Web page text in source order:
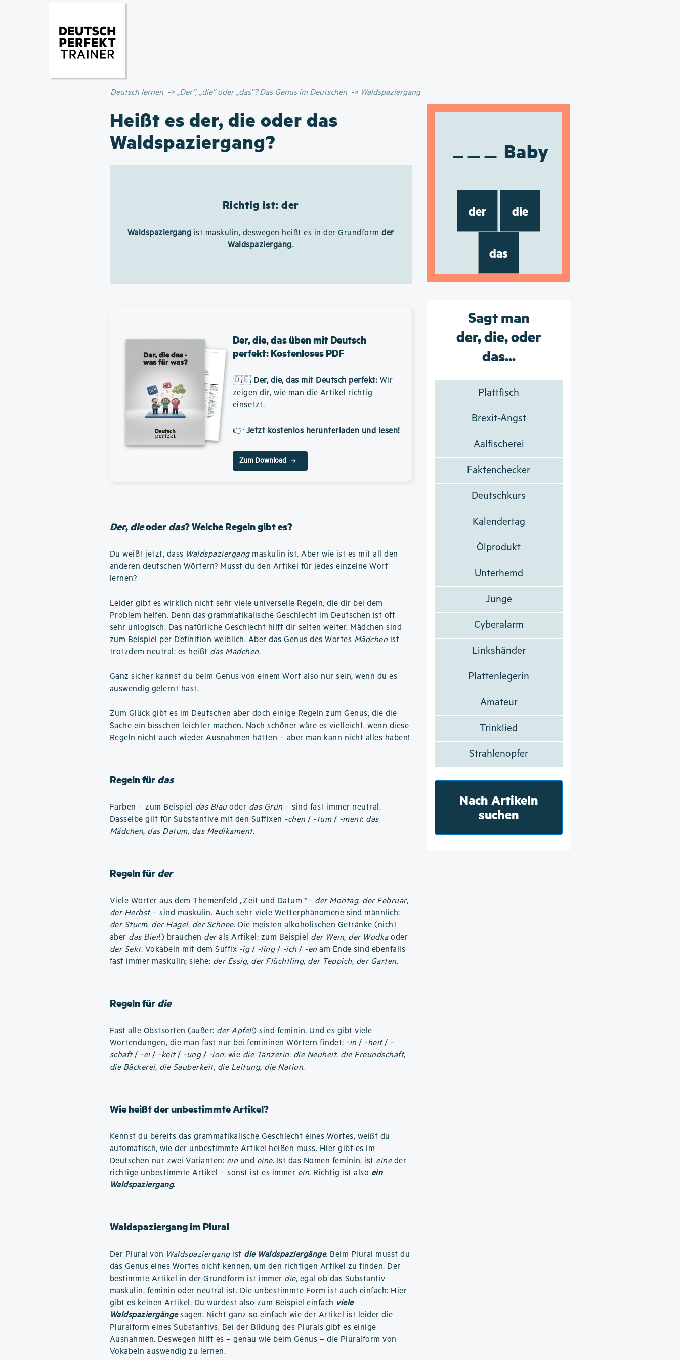
Deutsch lernen „Der”, „die” oder „das”? Das Genus im Deutschen Waldspaziergang
Heißt es der, die oder das
Waldspaziergang?
Richtig ist: der
Waldspaziergang ist maskulin, deswegen heißt es in der Grundformder
Waldspaziergang.
Der, die, das üben mit Deutsch
perfekt: Kostenloses PDF
🇩🇪 Der, die, das mit Deutsch perfekt: Wir
zeigen dir, wie man die Artikel richtig
einsetzt.
👉 Jetzt kostenlos herunterladen und lesen!
Zum Download
Der,dieoderdas? Welche Regeln gibt es?
Du weißt jetzt, dass Waldspaziergangmaskulin ist. Aber wie ist es mit all den
anderen deutschen Wörtern? Musst du den Artikel für jedes einzelne Wort
lernen?
Leider gibt es wirklich nicht sehr viele universelle Regeln, die dir bei dem
Problem helfen. Denn das grammatikalische Geschlecht im Deutschen ist oft
sehr unlogisch. Das natürliche Geschlecht hilft dir selten weiter. Mädchen sind
zum Beispiel per Definition weiblich. Aber das Genus des Wortes Mädchen ist
trotzdem neutral: es heißt das Mädchen.
Ganz sicher kannst du beim Genus von einem Wort also nur sein, wenn du es
auswendig gelernt hast.
Zum Glück gibt es im Deutschen aber doch einige Regeln zum Genus, die die
Sache ein bisschen leichter machen. Noch schöner wäre es vielleicht, wenn diese
Regeln nicht auch wieder Ausnahmen hätten – aber man kann nicht alles haben!
Regeln fürdas
Farben – zum Beispiel das Blauoder das Grün – sind fast immer neutral.
Dasselbe gilt für Substantive mit den Suffixen -chen / -tum/ -ment: das
Mädchen, das Datum, das Medikament.
Regeln fürder
Viele Wörter aus dem Themenfeld „Zeit und Datum ”– der Montag, der Februar,
der Herbst– sind maskulin. Auch sehr viele Wetterphänomene sind männlich:
der Sturm, der Hagel, der Schnee. Die meisten alkoholischen Getränke (nicht
aber das Bier!) brauchen derals Artikel: zum Beispiel der Wein, der Wodkaoder
der Sekt. Vokabeln mit dem Suffix -ig/ -ling/ -ich / -en am Ende sind ebenfalls
fast immer maskulin; siehe: der Essig, der Flüchtling, der Teppich, der Garten.
Regeln fürdie
Fast alle Obstsorten (außer: der Apfel!) sind feminin. Und es gibt viele
Wortendungen, die man fast nur bei femininen Wörtern findet: -in / -heit/ -
schaft/ -ei/ -keit/ -ung/ -ion; wie die Tänzerin, die Neuheit, die Freundschaft,
die Bäckerei, die Sauberkeit, die Leitung, die Nation.
Wie heißt der unbestimmte Artikel?
Kennst du bereits das grammatikalische Geschlecht eines Wortes, weißt du
automatisch, wie der unbestimmte Artikel heißen muss. Hier gibt es im
Deutschen nur zwei Varianten: ein und eine. Ist das Nomen feminin, ist eineder
richtige unbestimmte Artikel – sonst ist es immer ein. Richtig ist also ein
Waldspaziergang.
Waldspaziergang im Plural
Der Plural von Waldspaziergangist die Waldspaziergänge. Beim Plural musst du
das Genus eines Wortes nicht kennen, um den richtigen Artikel zu finden. Der
bestimmte Artikel in der Grundform ist immer die, egal ob das Substantiv
maskulin, feminin oder neutral ist. Die unbestimmte Form ist auch einfach: Hier
gibt es keinen Artikel. Du würdest also zum Beispiel einfach viele
Waldspaziergängesagen. Nicht ganz so einfach wie der Artikel ist leider die
Pluralform eines Substantivs. Bei der Bildung des Plurals gibt es einige
Ausnahmen. Deswegen hilft es – genau wie beim Genus – die Pluralform von
Vokabeln auswendig zu lernen.
Baby
der die
das
Sagt man
der, die, oder
das...
Plattfisch
Brexit-Angst
Aalfischerei
Faktenchecker
Deutschkurs
Kalendertag
Ölprodukt
Unterhemd
Junge
Cyberalarm
Linkshänder
Plattenlegerin
Amateur
Trinklied
Strahlenopfer
Nach Artikeln
suchen